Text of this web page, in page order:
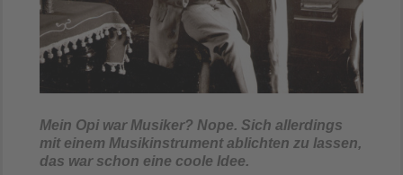
Mein Opi war Musiker? Nope. Sich allerdings
mit einem Musikinstrument ablichten zu lassen,
das war schon eine coole Idee.